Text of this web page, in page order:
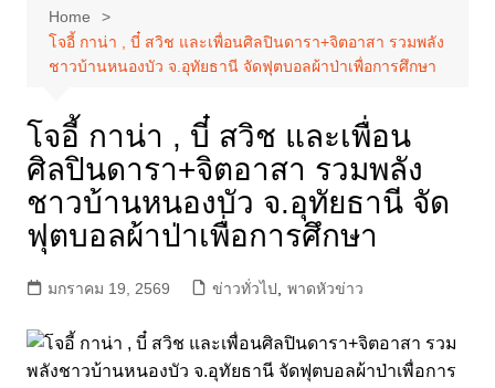
Home
โจอี้ กาน่า , บี๋ สวิช และเพื่อนศิลปินดารา+จิตอาสา รวมพลัง
ชาวบ้านหนองบัว จ.อุทัยธานี จัดฟุตบอลผ้าป่าเพื่อการศึกษา
โจอี้ กาน่า , บี๋ สวิช และเพื่อน
ศิลปินดารา+จิตอาสา รวมพลัง
ชาวบ้านหนองบัว จ.อุทัยธานี จัด
ฟุตบอลผ้าป่าเพื่อการศึกษา
มกราคม 19, 2569 ข่าวทั่วไป พาดหัวข่าว